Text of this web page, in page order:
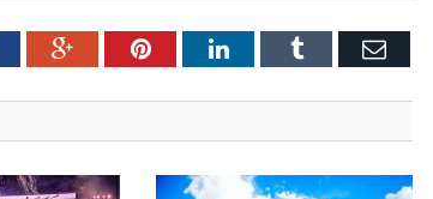
Google+PinterestLinkedInTumblr Email